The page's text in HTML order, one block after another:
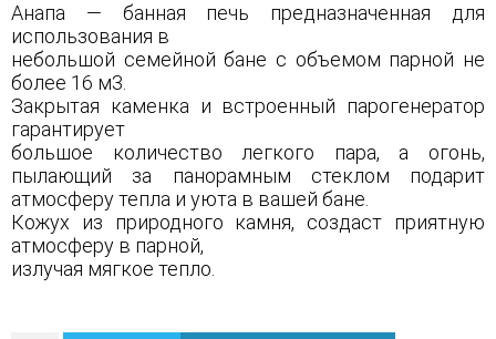
Анапа — банная печь предназначенная для
использования в
небольшой семейной бане с объемом парной не
более 16 м3.
Закрытая каменка и встроенный парогенератор
гарантирует
большое количество легкого пара, а огонь,
пылающий за панорамным стеклом подарит
атмосферу тепла и уюта в вашей бане.
Кожух из природного камня, создаст приятную
атмосферу в парной,
излучая мягкое тепло.